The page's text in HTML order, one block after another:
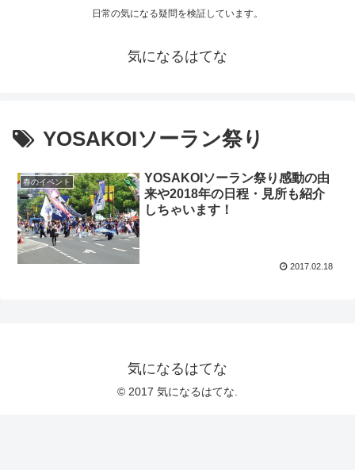
日常の気になる疑問を検証しています。
気になるはてな
YOSAKOIソーラン祭り
春のイベント
YOSAKOIソーラン祭り感動の由
来や2018年の日程・見所も紹介
しちゃいます！
2017.02.18
気になるはてな
© 2017 気になるはてな.